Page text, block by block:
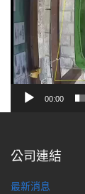
器
00:00
公司連結
最新消息